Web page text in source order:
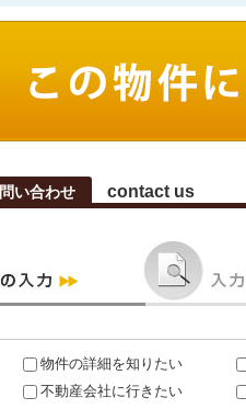
い合わせ contact us
物件の詳細を知りたい
不動産会社に行きたい